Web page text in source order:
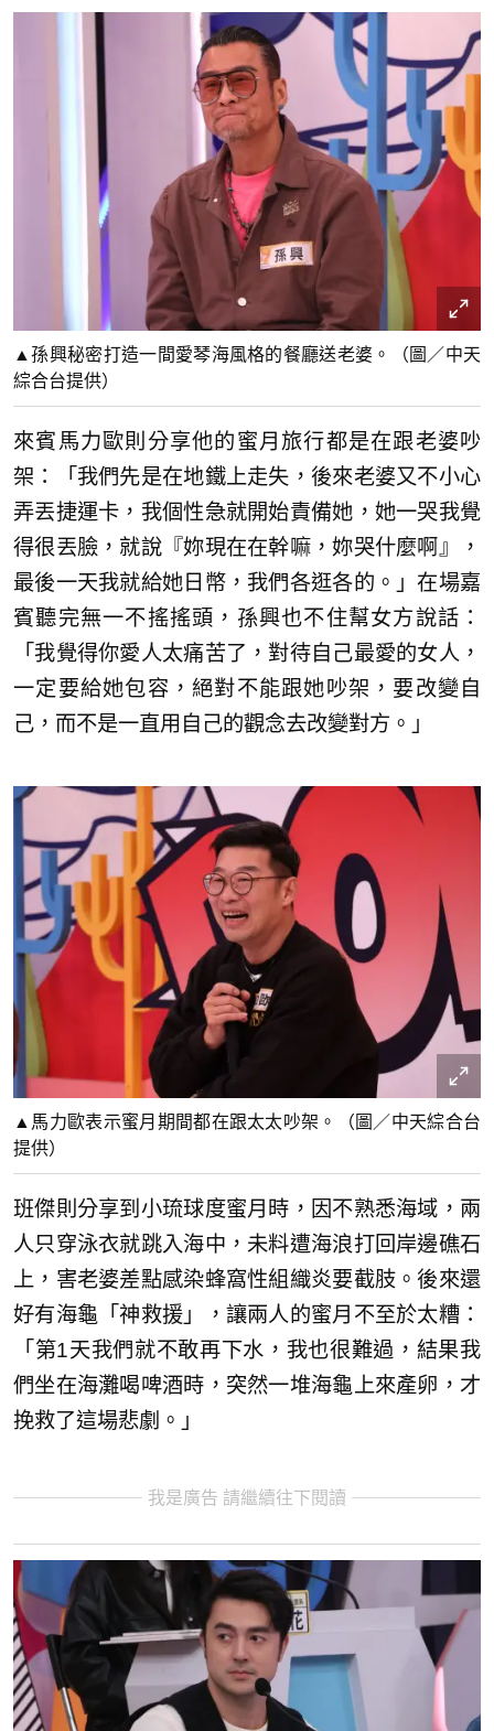
▲孫興秘密打造一間愛琴海風格的餐廳送老婆。（圖／中天
綜合台提供）
來賓馬力歐則分享他的蜜月旅行都是在跟老婆吵
架：「我們先是在地鐵上走失，後來老婆又不小心
弄丟捷運卡，我個性急就開始責備她，她一哭我覺
得很丟臉，就說『妳現在在幹嘛，妳哭什麼啊』，
最後一天我就給她日幣，我們各逛各的。」在場嘉
賓聽完無一不搖搖頭，孫興也不住幫女方說話：
「我覺得你愛人太痛苦了，對待自己最愛的女人，
一定要給她包容，絕對不能跟她吵架，要改變自
己，而不是一直用自己的觀念去改變對方。」
▲馬力歐表示蜜月期間都在跟太太吵架。（圖／中天綜合台
提供）
班傑則分享到小琉球度蜜月時，因不熟悉海域，兩
人只穿泳衣就跳入海中，未料遭海浪打回岸邊礁石
上，害老婆差點感染蜂窩性組織炎要截肢。後來還
好有海龜「神救援」，讓兩人的蜜月不至於太糟：
「第1天我們就不敢再下水，我也很難過，結果我
們坐在海灘喝啤酒時，突然一堆海龜上來產卵，才
挽救了這場悲劇。」
我是廣告 請繼續往下閱讀